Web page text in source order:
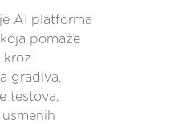
AI platforma
pomaže
kroz
gradiva,
testova,